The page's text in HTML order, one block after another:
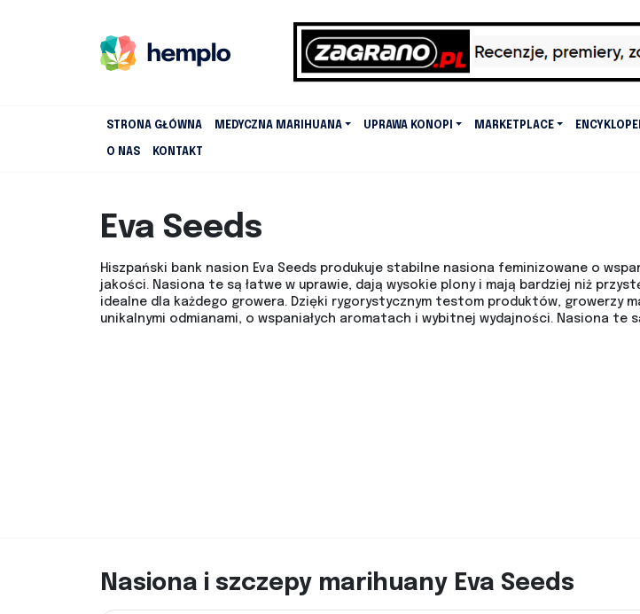
STRONA GŁÓWNA MEDYCZNA MARIHUANA UPRAWA KONOPI MARKETPLACE
O NAS KONTAKT
Eva Seeds
Hiszpański bank nasion Eva Seeds produkuje stabilne nasiona feminizowane o
jakości. Nasiona te są łatwe w uprawie, dają wysokie plony i mają bardziej niż
idealne dla każdego growera. Dzięki rygorystycznym testom produktów, growerzy
unikalnymi odmianami, o wspaniałych aromatach i wybitnej wydajności. Nasiona te
Nasiona i szczepy marihuany Eva Seeds